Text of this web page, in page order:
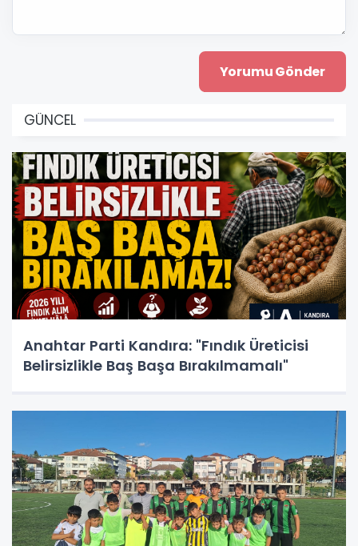
GÜNCEL
Anahtar Parti Kandıra: "Fındık Üreticisi
Belirsizlikle Baş Başa Bırakılmamalı"